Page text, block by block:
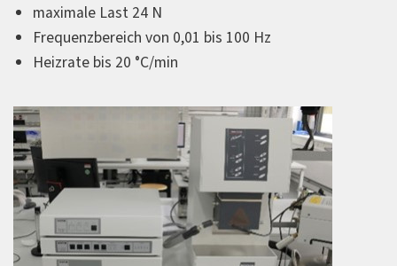
maximale Last 24 N
Frequenzbereich von 0,01 bis 100 Hz
Heizrate bis 20 °C/min